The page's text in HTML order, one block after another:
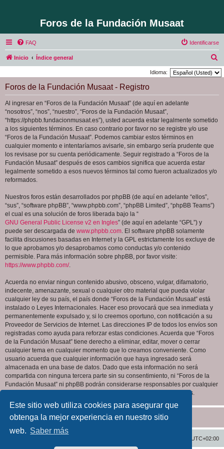
Este sitio web utiliza cookies para asegurar que
obtenga la mejor experiencia en nuestro sitio
web. Saber más
Foros de la Fundación Musaat
FAQ Identificarse
Inicio Índice general
u
Idioma:
Foros de la Fundación Musaat - Registro
Al ingresar en “Foros de la Fundación Musaat” (de aquí en adelante
“nosotros”, “nos”, “nuestro”, “Foros de la Fundación Musaat”,
“https://phpbb.fundacionmusaat.es”), usted acuerda estar legalmente sometido
a los siguientes términos. En caso contrario por favor no se registre y/o use
“Foros de la Fundación Musaat”. Podemos cambiar estos términos en
cualquier momento e intentaríamos avisarle, sin embargo sería prudente que
los revisase por su cuenta periódicamente. Seguir registrado a “Foros de la
Fundación Musaat” después de esos cambios significa que acuerda estar
legalmente sometido a esos nuevos términos tal como fueron actualizados y/o
reformados.
Nuestros foros están desarrollados por phpBB (de aquí en adelante “ellos”,
“sus”, “software phpBB”, “www.phpbb.com”, “phpBB Limited”, “phpBB Teams”)
el cual es una solución de foros liberada bajo la “
GNU General Public License v2 en Ingles” (de aquí en adelante “GPL”) y
puede ser descargada de www.phpbb.com. El software phpBB solamente
facilita discusiones basadas en Internet y la GPL estrictamente los excluye de
lo que aprobamos y/o desaprobamos como conductas y/o contenido
permisible. Para más información sobre phpBB, por favor visite:
https://www.phpbb.com/.
Acuerda no enviar ningun contenido abusivo, obsceno, vulgar, difamatorio,
indecente, amenazante, sexual o cualquier otro material que pueda violar
cualquier ley de su país, el país donde “Foros de la Fundación Musaat” está
instalado o Leyes Internacionales. Hacer eso provocará que sea inmediata y
permanentemente expulsado y, si lo creemos oportuno, con notificación a su
Proveedor de Servicios de Internet. Las direcciones IP de todos los envíos son
registradas como ayuda para reforzar estas condiciones. Acuerda que “Foros
de la Fundación Musaat” tiene derecho a eliminar, editar, mover o cerrar
cualquier tema en cualquier momento que lo creamos conveniente. Como
usuario acuerda que cualquier información que haya ingresado será
almacenada en una base de datos. Dado que esta información no será
compartida con ninguna tercera parte sin su consentimiento, ni “Foros de la
Fundación Musaat” ni phpBB podrán considerarse responsables por cualquier
intento de hacking que conlleve a que los datos sean comprometidos.
UTC+02:00